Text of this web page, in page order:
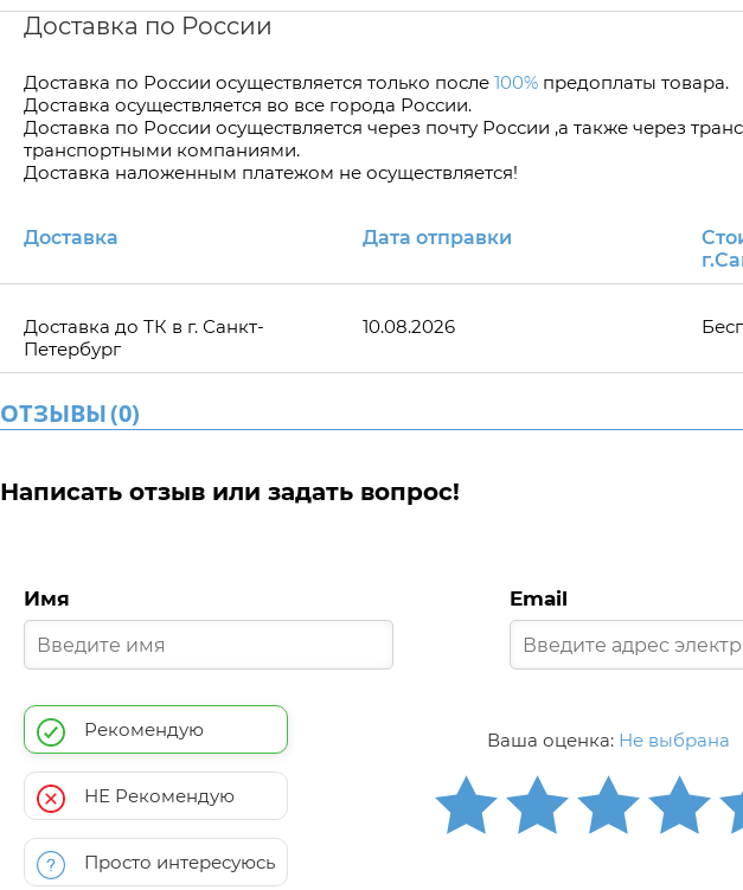
Доставка по России
Доставка по Росcии осуществляется только после 100% предоплаты товара.
Доставка осуществляется во все города России.
Доставка по России осуществляется через почту России ,а также через
транспортными компаниями.
Доставка наложенным платежом не осуществляется!
Доставка Дата отправки
Доставка до ТК в г. Санкт-
Петербург
10.08.2026
ОТЗЫВЫ(0)
Написать отзыв или задать вопрос!
Имя Email
Рекомендую
НЕ Рекомендую
Просто интересуюсь
Ваша оценка: Не выбрана